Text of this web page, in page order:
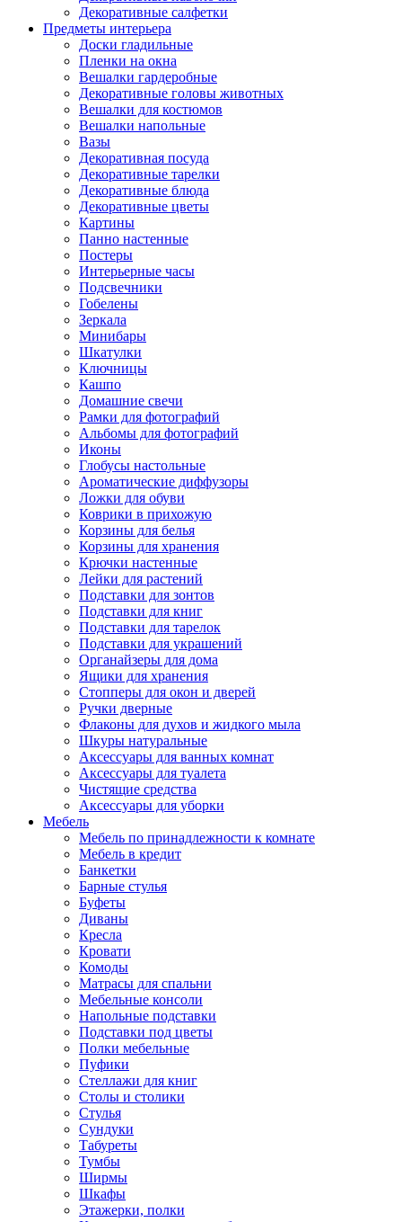
Декоративные салфетки
Предметы интерьера
Доски гладильные
Пленки на окна
Вешалки гардеробные
Декоративные головы животных
Вешалки для костюмов
Вешалки напольные
Вазы
Декоративная посуда
Декоративные тарелки
Декоративные блюда
Декоративные цветы
Картины
Панно настенные
Постеры
Интерьерные часы
Подсвечники
Гобелены
Зеркала
Минибары
Шкатулки
Ключницы
Кашпо
Домашние свечи
Рамки для фотографий
Альбомы для фотографий
Иконы
Глобусы настольные
Ароматические диффузоры
Ложки для обуви
Коврики в прихожую
Корзины для белья
Корзины для хранения
Крючки настенные
Лейки для растений
Подставки для зонтов
Подставки для книг
Подставки для тарелок
Подставки для украшений
Органайзеры для дома
Ящики для хранения
Стопперы для окон и дверей
Ручки дверные
Флаконы для духов и жидкого мыла
Шкуры натуральные
Аксессуары для ванных комнат
Аксессуары для туалета
Чистящие средства
Аксессуары для уборки
Мебель
Мебель по принадлежности к комнате
Мебель в кредит
Банкетки
Барные стулья
Буфеты
Диваны
Кресла
Кровати
Комоды
Матрасы для спальни
Мебельные консоли
Напольные подставки
Подставки под цветы
Полки мебельные
Пуфики
Стеллажи для книг
Столы и столики
Стулья
Сундуки
Табуреты
Тумбы
Ширмы
Шкафы
Этажерки, полки